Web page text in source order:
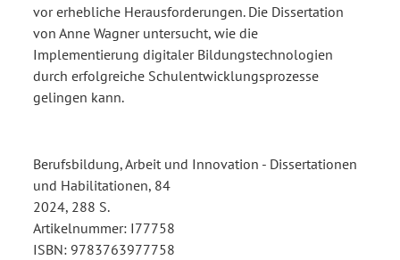
vor erhebliche Herausforderungen. Die Dissertation
von Anne Wagner untersucht, wie die
Implementierung digitaler Bildungstechnologien
durch erfolgreiche Schulentwicklungsprozesse
gelingen kann.
Berufsbildung, Arbeit und Innovation - Dissertationen
und Habilitationen, 84
2024, 288 S.
Artikelnummer: I77758
ISBN: 9783763977758